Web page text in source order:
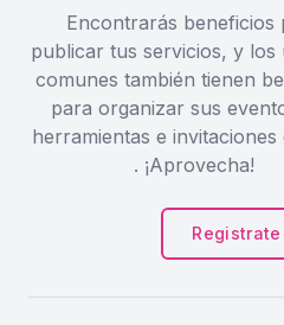
Encontrarás beneficios
publicar tus servicios, y los
comunes también tienen
para organizar sus
herramientas e invitaciones
. ¡Aprovecha!